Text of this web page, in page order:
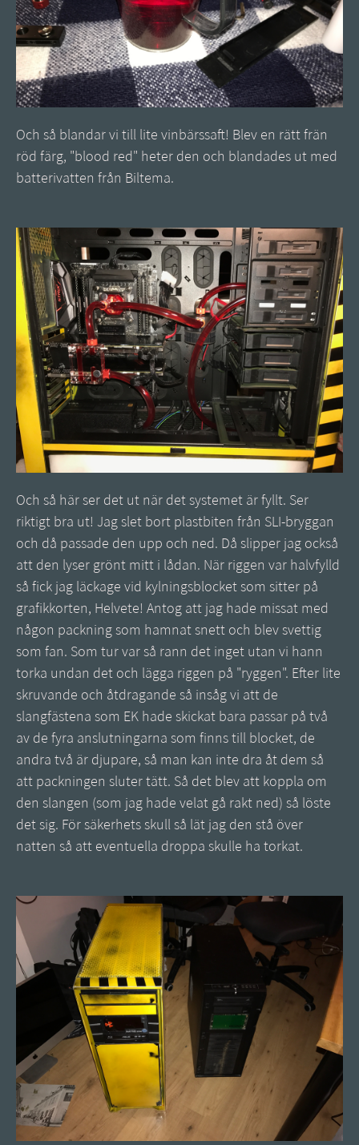
Och så blandar vi till lite vinbärssaft! Blev en rätt frän
röd färg, "blood red" heter den och blandades ut med
batterivatten från Biltema.
Och så här ser det ut när det systemet är fyllt. Ser
riktigt bra ut! Jag slet bort plastbiten från SLI-bryggan
och då passade den upp och ned. Då slipper jag också
att den lyser grönt mitt i lådan. När riggen var halvfylld
så fick jag läckage vid kylningsblocket som sitter på
grafikkorten, Helvete! Antog att jag hade missat med
någon packning som hamnat snett och blev svettig
som fan. Som tur var så rann det inget utan vi hann
torka undan det och lägga riggen på "ryggen". Efter lite
skruvande och åtdragande så insåg vi att de
slangfästena som EK hade skickat bara passar på två
av de fyra anslutningarna som finns till blocket, de
andra två är djupare, så man kan inte dra åt dem så
att packningen sluter tätt. Så det blev att koppla om
den slangen (som jag hade velat gå rakt ned) så löste
det sig. För säkerhets skull så lät jag den stå över
natten så att eventuella droppa skulle ha torkat.